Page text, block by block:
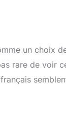
un choix
rare de voir